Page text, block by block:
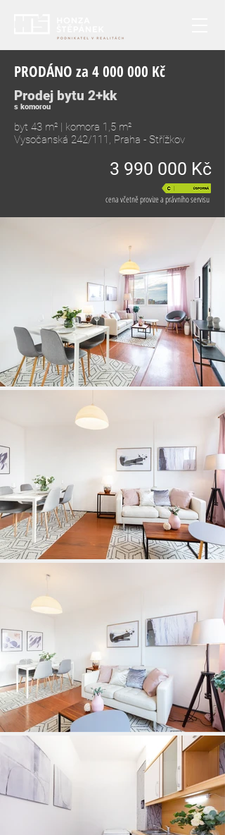
PRODÁNO za 4 000 000 Kč
Prodej bytu 2+kk
s komorou
byt 43 m² | komora 1,5 m²
Vysočanská 242/111, Praha - Střížkov
3 990 000 Kč
cena včetně provize a právního servisu